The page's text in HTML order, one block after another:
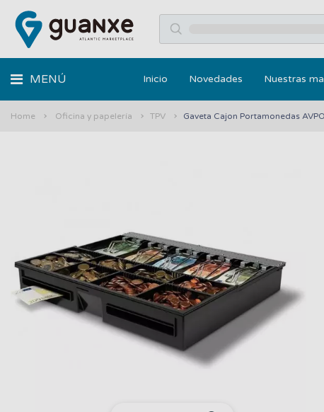
MENÚ Inicio Novedades Nuestras
Home Oficina y papelería TPV Gaveta Cajon Portamonedas